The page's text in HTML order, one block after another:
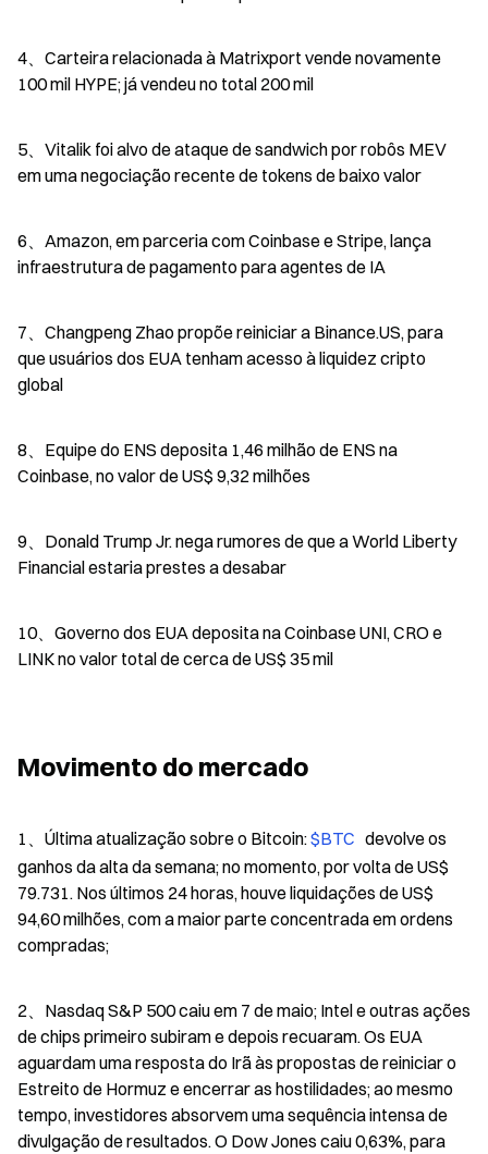
4、Carteira relacionada à Matrixport vende novamente
100 mil HYPE; já vendeu no total 200 mil
5、Vitalik foi alvo de ataque de sandwich por robôs MEV
em uma negociação recente de tokens de baixo valor
6、Amazon, em parceria com Coinbase e Stripe, lança
infraestrutura de pagamento para agentes de IA
7、Changpeng Zhao propõe reiniciar a Binance.US, para
que usuários dos EUA tenham acesso à liquidez cripto
global
8、Equipe do ENS deposita 1,46 milhão de ENS na
Coinbase, no valor de US$ 9,32 milhões
9、Donald Trump Jr. nega rumores de que a World Liberty
Financial estaria prestes a desabar
10、Governo dos EUA deposita na Coinbase UNI, CRO e
LINK no valor total de cerca de US$ 35 mil
Movimento do mercado
1、Última atualização sobre o Bitcoin: $BTC
  devolve os
ganhos da alta da semana; no momento, por volta de US$
79.731. Nos últimos 24 horas, houve liquidações de US$
94,60 milhões, com a maior parte concentrada em ordens
compradas;
2、Nasdaq S&P 500 caiu em 7 de maio; Intel e outras ações
de chips primeiro subiram e depois recuaram. Os EUA
aguardam uma resposta do Irã às propostas de reiniciar o
Estreito de Hormuz e encerrar as hostilidades; ao mesmo
tempo, investidores absorvem uma sequência intensa de
divulgação de resultados. O Dow Jones caiu 0,63%, para